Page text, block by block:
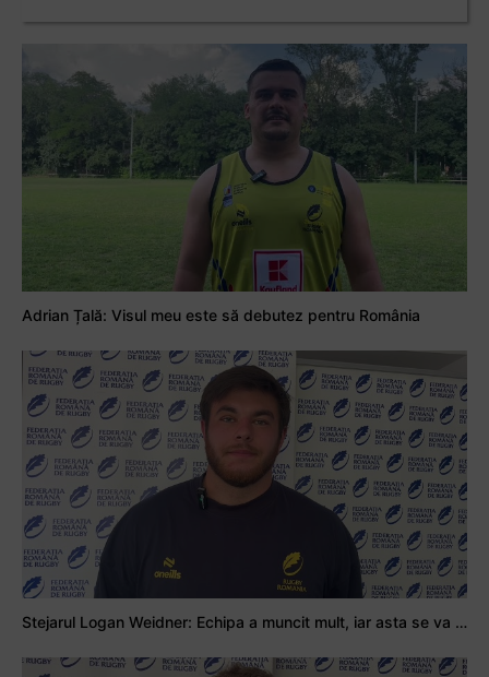
Adrian Țală: Visul meu este să debutez pentru România
Stejarul Logan Weidner: Echipa a muncit mult, iar asta se va vedea în meciurile de la Nations Cup